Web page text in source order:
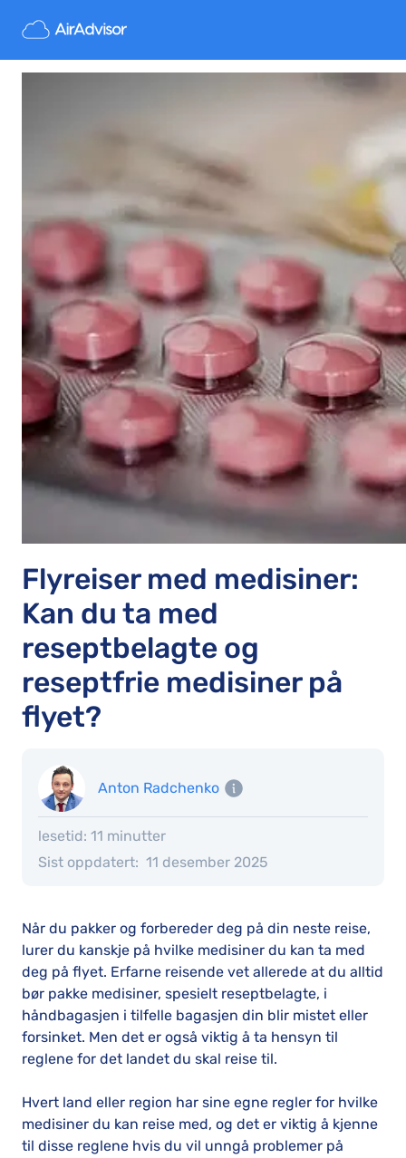
Flyreiser med medisiner:
Kan du ta med
reseptbelagte og
reseptfrie medisiner på
flyet?
Anton Radchenko
lesetid: 11 minutter
Sist oppdatert: 11 desember 2025
Når du pakker og forbereder deg på din neste reise,
lurer du kanskje på hvilke medisiner du kan ta med
deg på flyet. Erfarne reisende vet allerede at du alltid
bør pakke medisiner, spesielt reseptbelagte, i
håndbagasjen i tilfelle bagasjen din blir mistet eller
forsinket. Men det er også viktig å ta hensyn til
reglene for det landet du skal reise til.
Hvert land eller region har sine egne regler for hvilke
medisiner du kan reise med, og det er viktig å kjenne
til disse reglene hvis du vil unngå problemer på